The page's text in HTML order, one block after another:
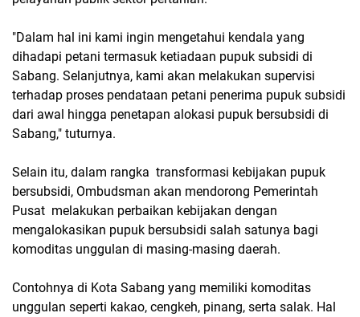
"Dalam hal ini kami ingin mengetahui kendala yang
dihadapi petani termasuk ketiadaan pupuk subsidi di
Sabang. Selanjutnya, kami akan melakukan supervisi
terhadap proses pendataan petani penerima pupuk subsidi
dari awal hingga penetapan alokasi pupuk bersubsidi di
Sabang," tuturnya.
Selain itu, dalam rangka transformasi kebijakan pupuk
bersubsidi, Ombudsman akan mendorong Pemerintah
Pusat melakukan perbaikan kebijakan dengan
mengalokasikan pupuk bersubsidi salah satunya bagi
komoditas unggulan di masing-masing daerah.
Contohnya di Kota Sabang yang memiliki komoditas
unggulan seperti kakao, cengkeh, pinang, serta salak. Hal